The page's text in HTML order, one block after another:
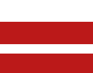
את
גודל